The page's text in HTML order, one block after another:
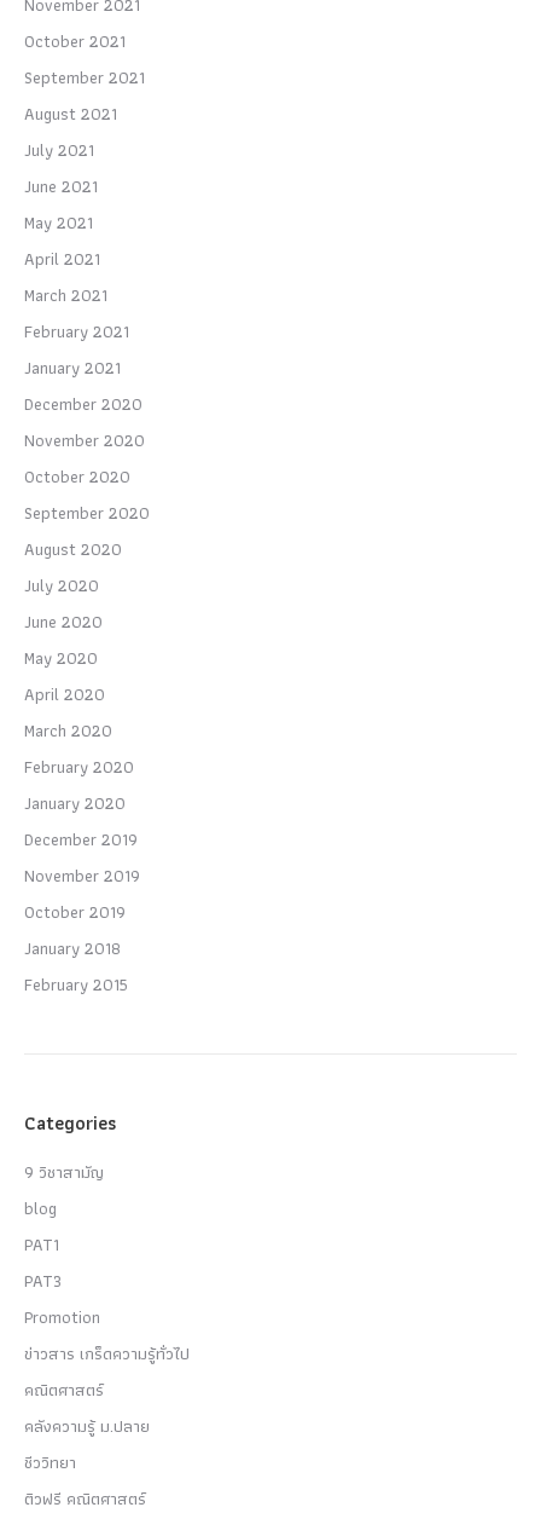
October 2021
September 2021
August 2021
July 2021
June 2021
May 2021
April 2021
March 2021
February 2021
January 2021
December 2020
November 2020
October 2020
September 2020
August 2020
July 2020
June 2020
May 2020
April 2020
March 2020
February 2020
January 2020
December 2019
November 2019
October 2019
January 2018
February 2015
Categories
9 วิชาสามัญ
blog
PAT1
PAT3
Promotion
ข่าวสาร เกร็ดความรู้ทั่วไป
คณิตศาสตร์
คลังความรู้ ม.ปลาย
ชีววิทยา
ติวฟรี คณิตศาสตร์